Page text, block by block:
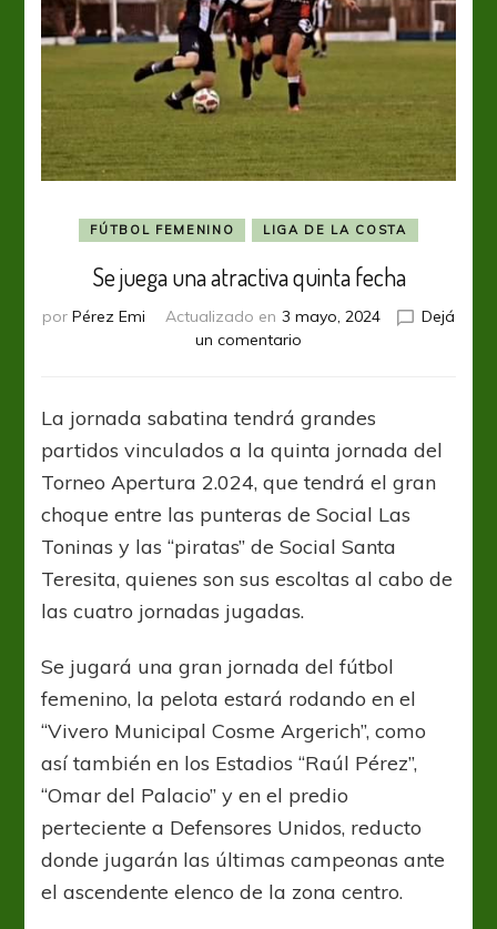
FÚTBOL FEMENINO LIGA DE LA COSTA
Se juega una atractiva quinta fecha
por Pérez Emi Actualizado en 3 mayo, 2024
Dejá
un comentario
atractiva
quinta
fecha
La jornada sabatina tendrá grandes
partidos vinculados a la quinta jornada del
Torneo Apertura 2.024, que tendrá el gran
choque entre las punteras de Social Las
Toninas y las “piratas” de Social Santa
Teresita, quienes son sus escoltas al cabo de
las cuatro jornadas jugadas.
Se jugará una gran jornada del fútbol
femenino, la pelota estará rodando en el
“Vivero Municipal Cosme Argerich”, como
así también en los Estadios “Raúl Pérez”,
“Omar del Palacio” y en el predio
perteciente a Defensores Unidos, reducto
donde jugarán las últimas campeonas ante
el ascendente elenco de la zona centro.